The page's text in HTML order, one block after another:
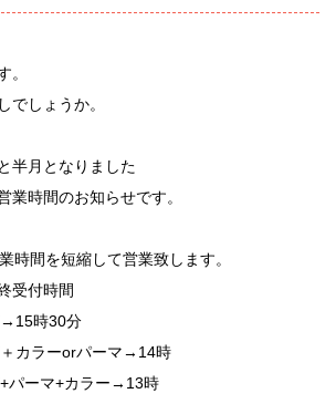
。
でしょうか。
半月となりました
業時間のお知らせです。
時間を短縮して営業致します。
間
30分
orパーマ→14時
カラー→13時